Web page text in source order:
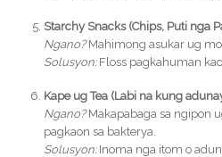
Starchy Snacks (Chips, Puti nga
Ngano?Mahimong asukar ug
Solusyon:Floss pagkahuman
Kape ug Tea (Labi na kung
Ngano?Makapabaga sa ngipon
pagkaon sa bakterya.
Solusyon:Inoma nga itom o